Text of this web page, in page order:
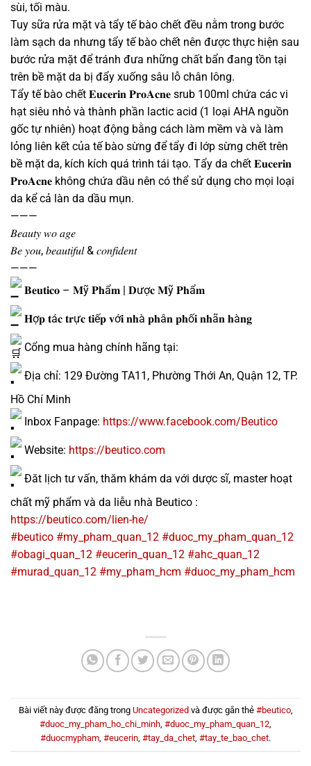
sùi, tối màu.
Tuy sữa rửa mặt và tẩy tế bào chết đều nằm trong bước
làm sạch da nhưng tẩy tế bào chết nên được thực hiện sau
bước rửa mặt để tránh đưa những chất bẩn đang tồn tại
trên bề mặt da bị đẩy xuống sâu lỗ chân lông.
Tẩy tế bào chết 𝐄𝐮𝐜𝐞𝐫𝐢𝐧 𝐏𝐫𝐨𝐀𝐜𝐧𝐞 srub 100ml chứa các vi
hạt siêu nhỏ và thành phần lactic acid (1 loại AHA nguồn
gốc tự nhiên) hoạt động bằng cách làm mềm và và làm
lỏng liên kết của tế bào sừng để tẩy đi lớp sừng chết trên
bề mặt da, kích kích quá trình tái tạo. Tẩy da chết 𝐄𝐮𝐜𝐞𝐫𝐢𝐧
𝐏𝐫𝐨𝐀𝐜𝐧𝐞 không chứa dầu nên có thể sử dụng cho mọi loại
da kể cả làn da dầu mụn.
———
𝐵𝑒𝑎𝑢𝑡𝑦 𝑤𝑜 𝑎𝑔𝑒
𝐵𝑒 𝑦𝑜𝑢, 𝑏𝑒𝑎𝑢𝑡𝑖𝑓𝑢𝑙 & 𝑐𝑜𝑛𝑓𝑖𝑑𝑒𝑛𝑡
———
𝐁𝐞𝐮𝐭𝐢𝐜𝐨 – 𝐌ỹ 𝐏𝐡ẩ𝐦 | 𝐃ượ𝐜 𝐌ỹ 𝐏𝐡ẩ𝐦
𝐇ợ𝐩 𝐭á𝐜 𝐭𝐫ự𝐜 𝐭𝐢ế𝐩 𝐯ớ𝐢 𝐧𝐡à 𝐩𝐡â𝐧 𝐩𝐡ố𝐢 𝐧𝐡ã𝐧 𝐡à𝐧𝐠
Cổng mua hàng chính hãng tại:
Địa chỉ: 129 Đường TA11, Phường Thới An, Quận 12, TP.
Hồ Chí Minh
Inbox Fanpage: https://www.facebook.com/Beutico
Website: https://beutico.com
Đăt lịch tư vấn, thăm khám da với dược sĩ, master hoạt
chất mỹ phẩm và da liễu nhà Beutico :
https://beutico.com/lien-he/
#beutico #my_pham_quan_12 #duoc_my_pham_quan_12
#obagi_quan_12 #eucerin_quan_12 #ahc_quan_12
#murad_quan_12 #my_pham_hcm #duoc_my_pham_hcm
Bài viết này được đăng trong Uncategorized và được gắn thẻ #beutico,
#duoc_my_pham_ho_chi_minh #duoc_my_pham_quan_12
#duocmypham #eucerin #tay_da_chet #tay_te_bao_chet.